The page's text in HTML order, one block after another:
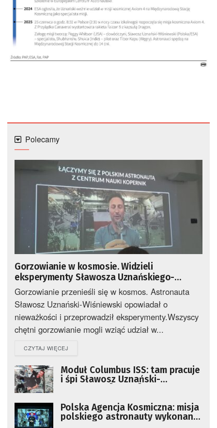
Polecamy
Gorzowianie w kosmosie. Widzieli
eksperymenty Sławosza Uznańskiego-
Wiśniewskiego
Gorzowianie przenieśli się w kosmos. Astronauta
Sławosz Uznański-Wiśniewski opowiadał o
nieważkości i przeprowadził eksperymenty.Wszyscy
chętni gorzowianie mogli wziąć udział w...
CZYTAJ WIĘCEJ
Moduł Columbus ISS: tam pracuje
i śpi Sławosz Uznański-
Polska Agencja Kosmiczna: misja
polskiego astronauty wykonana